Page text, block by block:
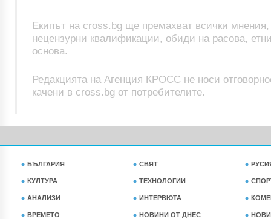
Екипът на cross.bg ще премахват всички
нецензурни квалификации, обиди на расова,
основа.
Редакцията на Агенция КРОСС не носи
качени в cross.bg от потребителите.
БЪЛГАРИЯ СВЯТ
КУЛТУРА ТЕХНОЛОГИИ
АНАЛИЗИ ИНТЕРВЮТА
ВРЕМЕТО НОВИНИ ОТ ДНЕС